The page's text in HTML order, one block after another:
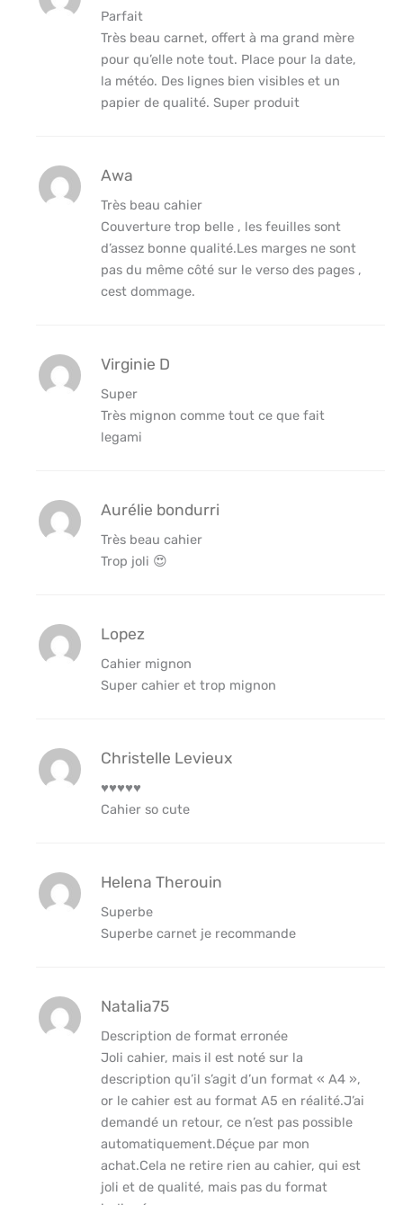
Parfait
Très beau carnet, offert à ma grand mère
pour qu’elle note tout. Place pour la date,
la météo. Des lignes bien visibles et un
papier de qualité. Super produit
Awa
Très beau cahier
Couverture trop belle , les feuilles sont
d’assez bonne qualité.Les marges ne sont
pas du même côté sur le verso des pages ,
cest dommage.
Virginie D
Super
Très mignon comme tout ce que fait
legami
Aurélie bondurri
Très beau cahier
Trop joli 😍
Lopez
Cahier mignon
Super cahier et trop mignon
Christelle Levieux
♥️♥️♥️♥️♥️
Cahier so cute
Helena Therouin
Superbe
Superbe carnet je recommande
Natalia75
Description de format erronée
Joli cahier, mais il est noté sur la
description qu’il s’agit d’un format « A4 »,
or le cahier est au format A5 en réalité.J’ai
demandé un retour, ce n’est pas possible
automatiquement.Déçue par mon
achat.Cela ne retire rien au cahier, qui est
joli et de qualité, mais pas du format